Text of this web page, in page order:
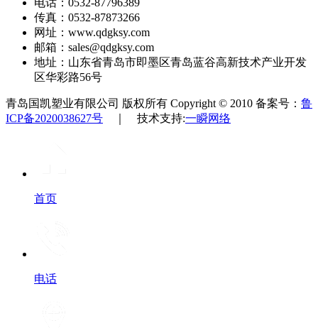
电话：0532-87796389
传真：0532-87873266
网址：www.qdgksy.com
邮箱：sales@qdgksy.com
地址：山东省青岛市即墨区青岛蓝谷高新技术产业开发
区华彩路56号
青岛国凯塑业有限公司 版权所有 Copyright © 2010 备案号： 鲁
ICP备2020038627号 ｜ 技术支持:一瞬网络
首页
电话